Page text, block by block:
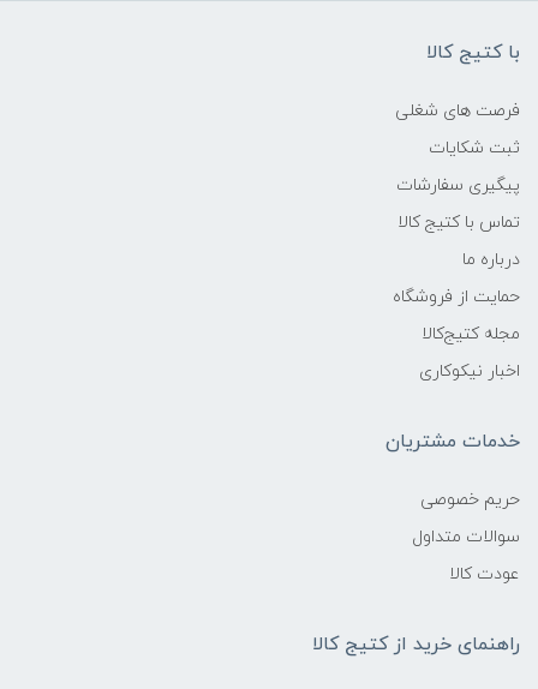
با کتیج کالا
فرصت های شغلی
ثبت شکایات
پیگیری سفارشات
تماس با کتیج کالا
درباره ما
حمایت از فروشگاه
مجله کتیج‌کالا
اخبار نیکوکاری
خدمات مشتریان
حریم خصوصی
سوالات متداول
عودت کالا
راهنمای خرید از کتیج کالا